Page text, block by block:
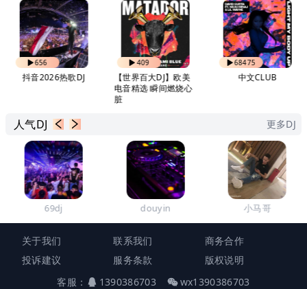
656
抖音2026热歌DJ
409
【世界百大DJ】欧美
电音精选 瞬间燃烧心
脏
68475
中文CLUB
人气DJ 更多DJ
69dj douyin 小马哥
关于我们 联系我们
商务合作
投诉建议
服务条款
版权说明
客服：
1390386703 wx1390386703